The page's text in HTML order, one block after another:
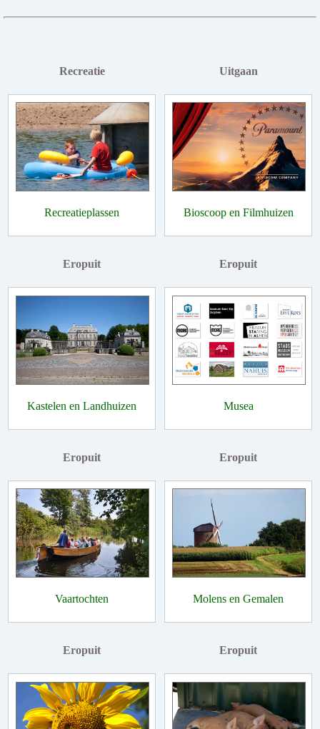
Recreatie
Recreatieplassen
Uitgaan
Bioscoop en Filmhuizen
Eropuit
Kastelen en Landhuizen
Eropuit
Musea
Eropuit
Vaartochten
Eropuit
Molens en Gemalen
Eropuit Eropuit